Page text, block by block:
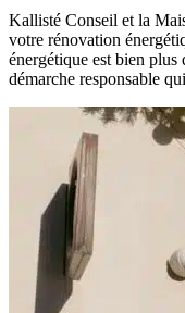
Kallisté Conseil et la
votre rénovation
énergétique est bien plus
démarche responsable